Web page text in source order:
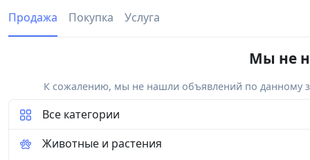
Продажа Покупка Услуга
Мы не
К сожалению, мы не нашли объявлений по данному
Все категории
Животные и растения